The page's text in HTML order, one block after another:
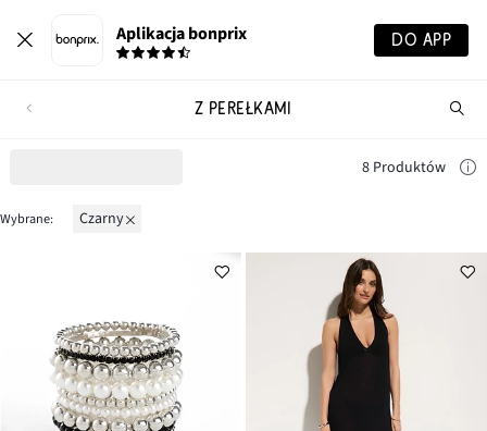
Aplikacja bonprix DO APP
Z PEREŁKAMI
8 Produktów
Wybrane: czarny